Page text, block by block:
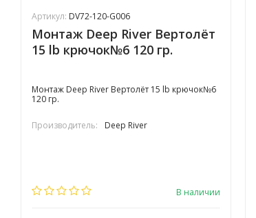
Артикул: DV72-120-G006
Монтаж Deep River Вертолёт
15 lb крючок№6 120 гр.
Монтаж Deep River Вертолёт 15 lb крючок№6
120 гр.
Производитель: Deep River
В наличии